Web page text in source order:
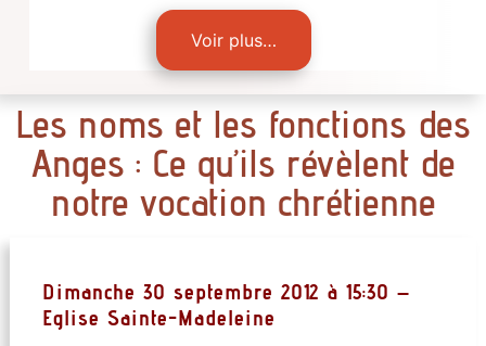
Voir plus…
Les noms et les fonctions des
Anges : Ce qu’ils révèlent de
notre vocation chrétienne
Dimanche 30 septembre 2012 à 15:30 –
Eglise Sainte-Madeleine